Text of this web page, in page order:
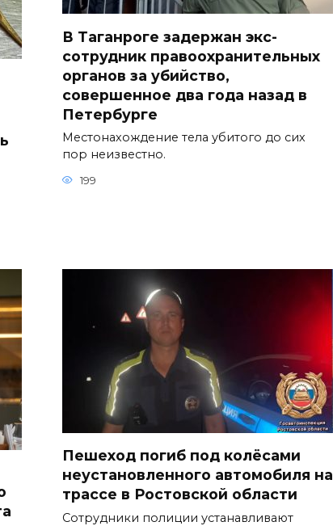
В Таганроге задержан экс-
сотрудник правоохранительных
органов за убийство,
совершенное два года назад в
Петербурге
Местонахождение тела убитого до сих
пор неизвестно.
199
Пешеход погиб под колёсами
неустановленного автомобиля на
трассе в Ростовской области
Сотрудники полиции устанавливают